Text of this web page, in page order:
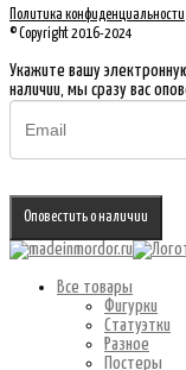
Политика конфиденциальности
© Copyright 2016-2024
Укажите вашу
наличии, мы сразу вас
Оповестить о наличии
Все товары
Фигурки
Статуэтки
Разное
Постеры